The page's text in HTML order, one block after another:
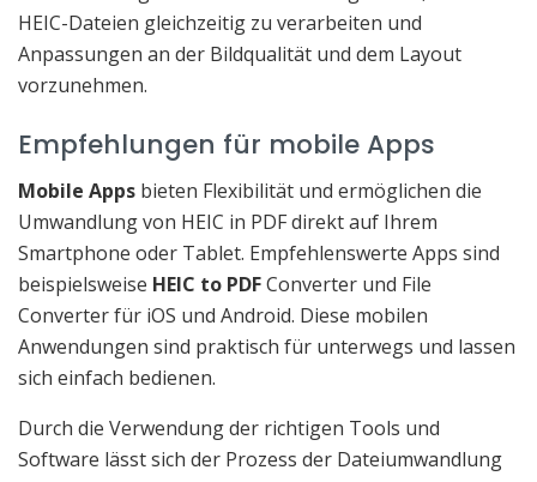
HEIC-Dateien gleichzeitig zu verarbeiten und
Anpassungen an der Bildqualität und dem Layout
vorzunehmen.
Empfehlungen für mobile Apps
Mobile Apps bieten Flexibilität und ermöglichen die
Umwandlung von HEIC in PDF direkt auf Ihrem
Smartphone oder Tablet. Empfehlenswerte Apps sind
beispielsweise HEIC to PDFConverter und File
Converter für iOS und Android. Diese mobilen
Anwendungen sind praktisch für unterwegs und lassen
sich einfach bedienen.
Durch die Verwendung der richtigen Tools und
Software lässt sich der Prozess der Dateiumwandlung